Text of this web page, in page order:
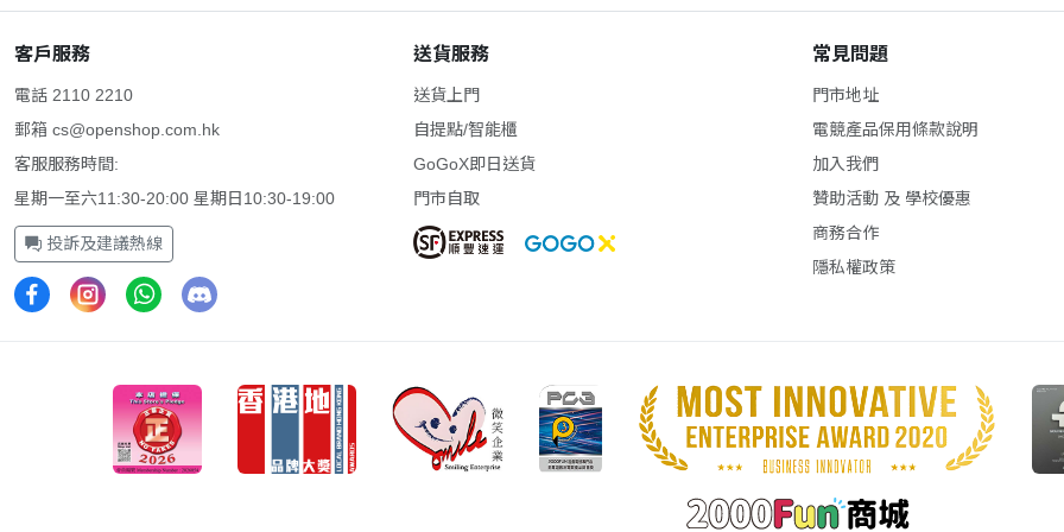
客戶服務
電話 2110 2210
郵箱 cs@openshop.com.hk
客服服務時間:
星期一至六11:30-20:00 星期日10:30-19:00
投訴及建議熱線
送貨服務
送貨上門
自提點/智能櫃
GoGoX即日送貨
門市自取
常見問題
門市地址
電競產品保用條款說明
加入我們
贊助活動 及 學校優惠
商務合作
隱私權政策